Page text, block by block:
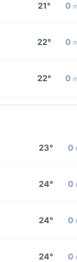
21° 0
22° 0
22° 0
23° 0
24° 0
24° 0
24° 0